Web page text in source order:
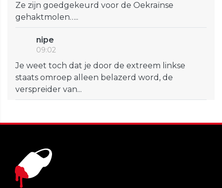
Ze zijn goedgekeurd voor de Oekraïnse
gehaktmolen…..
nipe
09:02
Je weet toch dat je door de extreem linkse
staats omroep alleen belazerd word, de
verspreider van...